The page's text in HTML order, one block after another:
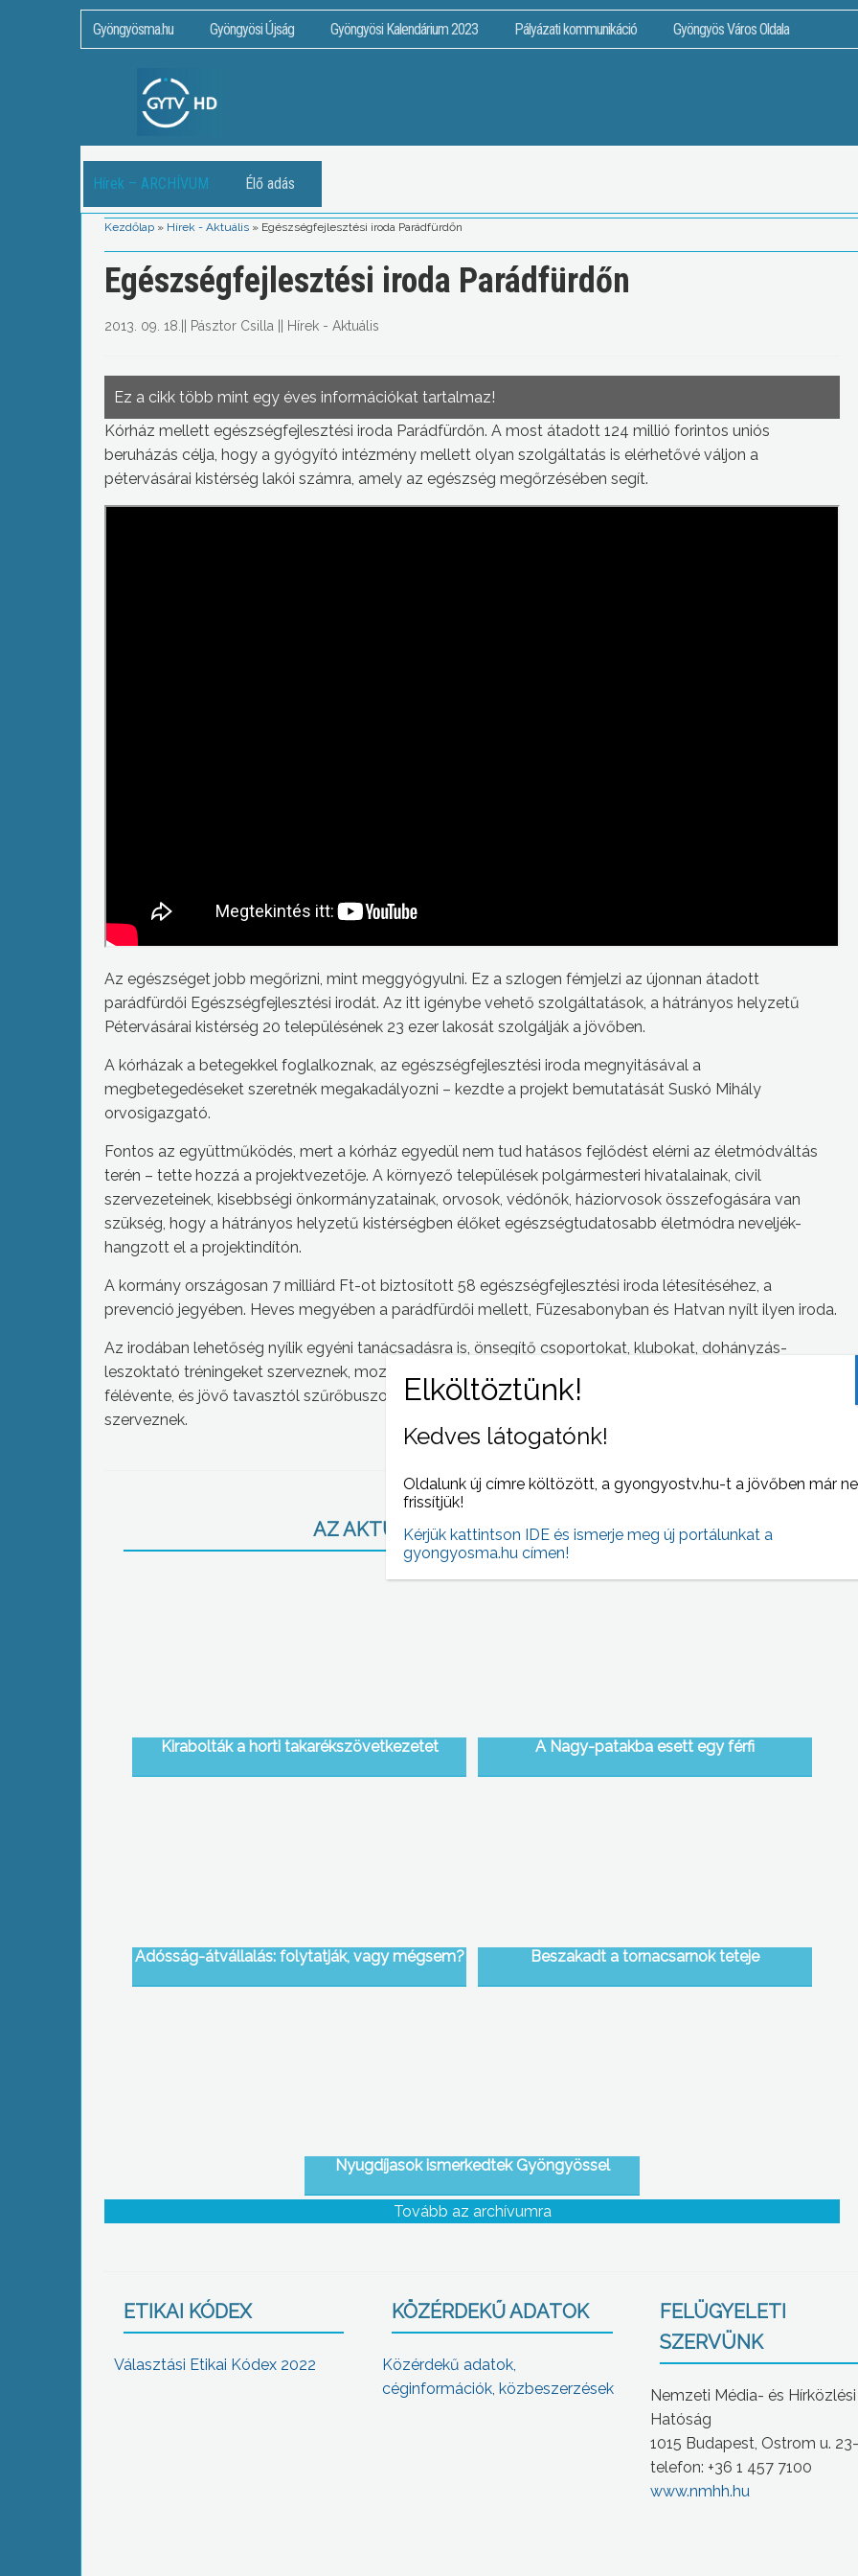
Gyöngyösma.hu Gyöngyösi Újság Gyöngyösi Kalendárium 2023 Pályázati kommunikáció Gyöngyös Város Oldala
Hírek – ARCHÍVUM Élő adás
Kezdőlap » Hírek - Aktuális » Egészségfejlesztési iroda Parádfürdőn
Egészségfejlesztési iroda Parádfürdőn
2013. 09. 18. Pásztor Csilla Hírek - Aktuális
Ez a cikk több mint egy éves információkat tartalmaz!
Kórház mellett egészségfejlesztési iroda Parádfürdőn. A most átadott 124 millió forintos uniós
beruházás célja, hogy a gyógyító intézmény mellett olyan szolgáltatás is elérhetővé váljon a
pétervásárai kistérség lakói számra, amely az egészség megőrzésében segít.
Az egészséget jobb megőrizni, mint meggyógyulni. Ez a szlogen fémjelzi az újonnan átadott
parádfürdői Egészségfejlesztési irodát. Az itt igénybe vehető szolgáltatások, a hátrányos helyzetű
Pétervásárai kistérség 20 településének 23 ezer lakosát szolgálják a jövőben.
A kórházak a betegekkel foglalkoznak, az egészségfejlesztési iroda megnyitásával a
megbetegedéseket szeretnék megakadályozni – kezdte a projekt bemutatását Suskó Mihály
orvosigazgató.
Fontos az együttműködés, mert a kórház egyedül nem tud hatásos fejlődést elérni az életmódváltás
terén – tette hozzá a projektvezetője. A környező települések polgármesteri hivatalainak, civil
szervezeteinek, kisebbségi önkormányzatainak, orvosok, védőnők, háziorvosok összefogására van
szükség, hogy a hátrányos helyzetű kistérségben élőket egészségtudatosabb életmódra neveljék-
hangzott el a projektindítón.
A kormány országosan 7 milliárd Ft-ot biztosított 58 egészségfejlesztési iroda létesítéséhez, a
prevenció jegyében. Heves megyében a parádfürdői mellett, Füzesabonyban és Hatvan nyílt ilyen iroda.
Az irodában lehetőség nyílik egyéni tanácsadásra is, önsegítő csoportokat, klubokat, dohányzás-
leszoktató tréningeket szerveznek, mozgásprogramot indítanak háziorvosi szűréseket végeznek
félévente, és jövő tavasztól szűrőbuszok járják majd az érintett településeket, ahol egészségnapokat is
szerveznek.
AZ AKTUÁLIS NAPI HÍREI (2013-09-18 )
Kirabolták a horti takarékszövetkezetet A Nagy-patakba esett egy férfi
Adósság-átvállalás: folytatják, vagy mégsem? Beszakadt a tornacsarnok teteje
Nyugdíjasok ismerkedtek Gyöngyössel
Tovább az archívumra
ETIKAI KÓDEX
Választási Etikai Kódex 2022
KÖZÉRDEKŰ ADATOK
Közérdekű adatok,
céginformációk, közbeszerzések
FELÜGYELETI
SZERVÜNK
Nemzeti Média- és Hírközlési
Hatóság
1015 Budapest, Ostrom u.
telefon: +36 1 457 7100
www.nmhh.hu
Kedves látogatónk!
Oldalunk új címre költözött, a gyongyostv.hu-t a jövőben már
frissítjük!
Kérjük kattintson IDE és ismerje meg új portálunkat a
gyongyosma.hu címen!